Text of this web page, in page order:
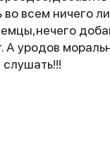
во всем ничего
А уродов